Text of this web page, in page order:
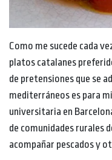
Como me sucede cada
platos catalanes
de pretensiones que se
mediterráneos es para
universitaria en
de comunidades rurales
acompañar pescados y